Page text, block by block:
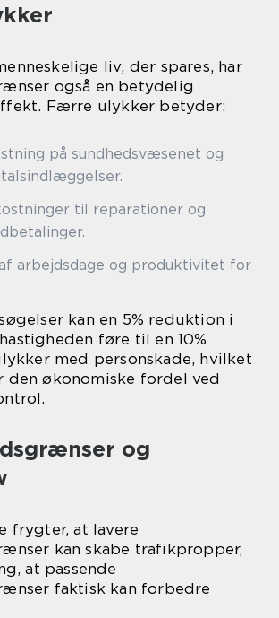
liv, der spares, har
også en betydelig
Færre ulykker betyder:
på sundhedsvæsenet og
til reparationer og
arbejdsdage og produktivitet for
kan en 5% reduktion i
føre til en 10%
med personskade, hvilket
den økonomiske fordel ved
og
frygter, at lavere
kan skabe trafikpropper,
at passende
faktisk kan forbedre